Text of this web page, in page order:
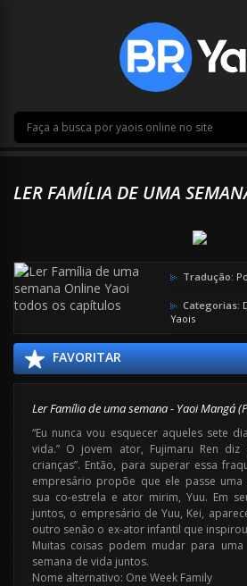
LER FAMÍLIA DE UMA
Tradução:
Categorias:
Yaois
FAVORITAR
Ler Família de uma semana - Yaoi Mangá
“Eu nunca vou esquecer aqueles sete
vida.” O jovem ator, Fujimaru Ren
crianças”. Então, para superar essa
empresário propõe que ele passe
sua co-estrela e ator mirim, Yuu. Em
juntos, o empresário de Yuu, Kei,
outro senão o ex-ator infantil que
Muitas coisas podem mudar para
semana de vida juntos.
Nome alternativo: One Week Family